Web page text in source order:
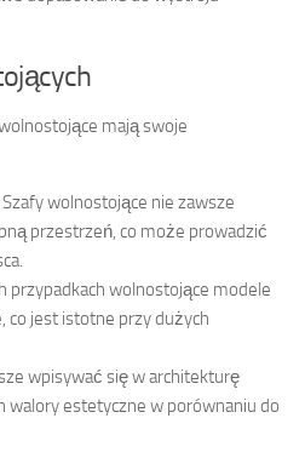
mają swoje
Szafy wolnostojące nie zawsze
przestrzeń, co może prowadzić
przypadkach wolnostojące modele
co jest istotne przy dużych
wpisywać się w architekturę
walory estetyczne w porównaniu do